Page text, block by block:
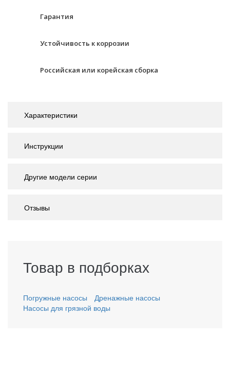
Гарантия
Устойчивость к коррозии
Российская или корейская сборка
Характеристики
Инструкции
Другие модели серии
Отзывы
Товар в подборках
Погружные насосы
Дренажные насосы
Насосы для грязной воды